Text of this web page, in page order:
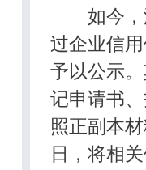
如今，浦
过企业信
予以公示
记申请书
照正副本
日，将相